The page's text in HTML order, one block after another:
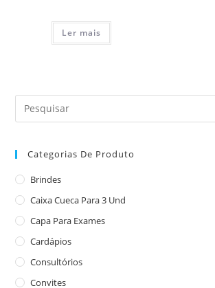
Ler mais
Categorias De Produto
Brindes
Caixa Cueca Para 3 Und
Capa Para Exames
Cardápios
Consultórios
Convites